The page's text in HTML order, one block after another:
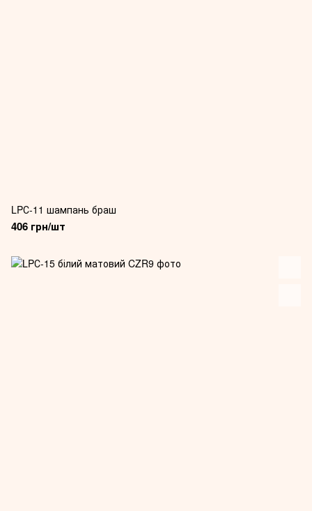
LPС-11 шампань браш
406 грн/шт